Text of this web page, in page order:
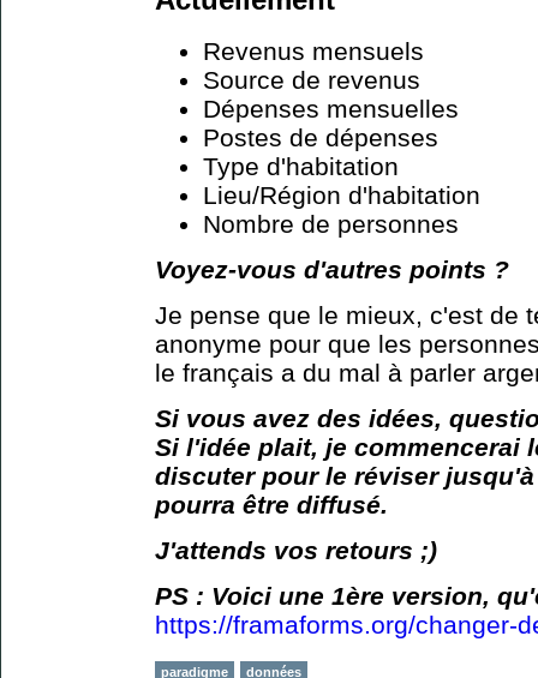
Revenus mensuels
Source de revenus
Dépenses mensuelles
Postes de dépenses
Type d'habitation
Lieu/Région d'habitation
Nombre de personnes
Voyez-vous d'autres points ?
Je pense que le mieux, c'est de
anonyme pour que les
le français a du mal à parler
Si vous avez des idées,
Si l'idée plait, je commencerai
discuter pour le réviser
pourra être diffusé.
J'attends vos retours ;)
PS : Voici une 1ère version,
https://framaforms.org/changer-
paradigme données